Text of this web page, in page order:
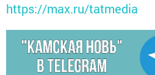
https://max.ru/tatmedia